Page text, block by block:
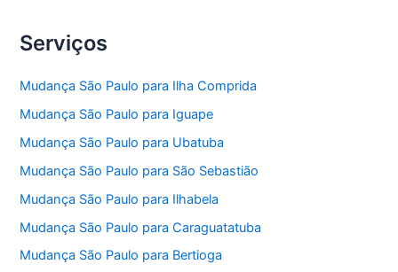
Serviços
Mudança São Paulo para Ilha Comprida
Mudança São Paulo para Iguape
Mudança São Paulo para Ubatuba
Mudança São Paulo para São Sebastião
Mudança São Paulo para Ilhabela
Mudança São Paulo para Caraguatatuba
Mudança São Paulo para Bertioga